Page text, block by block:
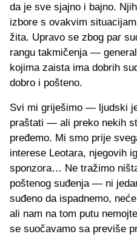
da je sve sjajno i bajno.
izbore s ovakvim
žita. Upravo se zbog par
rangu takmičenja —
kojima zaista ima dobrih
dobro i pošteno.
Svi mi griješimo — ljudski
praštati — ali preko nekih
pređemo. Mi smo prije
interese Leotara, njegovih
sponzora… Ne tražimo
poštenog suđenja — ni
suđeno da ispadnemo,
ali nam na tom putu
se suočavamo sa previše